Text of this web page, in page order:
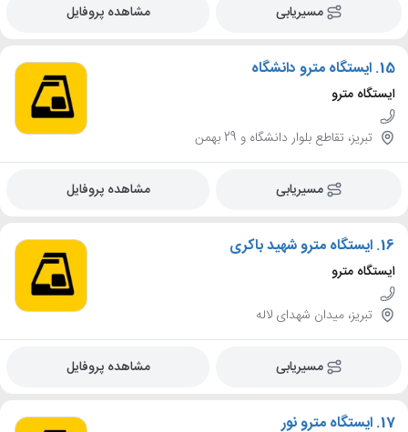
مسیریابی مشاهده پروفایل
15. ایستگاه مترو دانشگاه
ایستگاه مترو
تبریز، تقاطع بلوار دانشگاه و 29 بهمن
مسیریابی مشاهده پروفایل
16. ایستگاه مترو شهید باکری
ایستگاه مترو
تبریز، میدان شهدای لاله
مسیریابی مشاهده پروفایل
17. ایستگاه مترو نور